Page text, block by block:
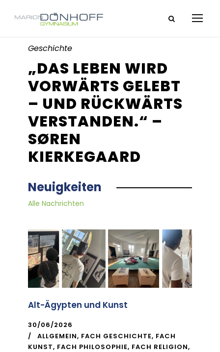
Geschichte
„DAS LEBEN WIRD
VORWÄRTS GELEBT
– UND RÜCKWÄRTS
VERSTANDEN.“ –
SØREN
KIERKEGAARD
Neuigkeiten
Alle Nachrichten
Alt-Ägypten und Kunst
30/06/2026
ALLGEMEIN, FACH GESCHICHTE, FACH
KUNST, FACH PHILOSOPHIE, FACH RELIGION,